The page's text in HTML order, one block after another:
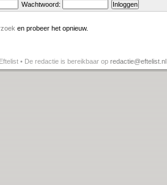
Wachtwoord:
en probeer het opnieuw.
• De redactie is bereikbaar op redactie@eftelist.nl